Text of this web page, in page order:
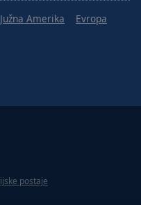
Južna Amerika
Evropa
postaje